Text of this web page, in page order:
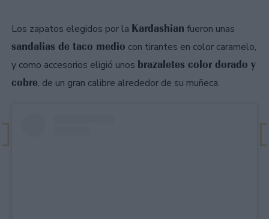
Los zapatos elegidos por la Kardashian fueron unas
sandalias de taco medio con tirantes en color caramelo,
y como accesorios eligió unos brazaletes color dorado y
cobre, de un gran calibre alrededor de su muñeca.